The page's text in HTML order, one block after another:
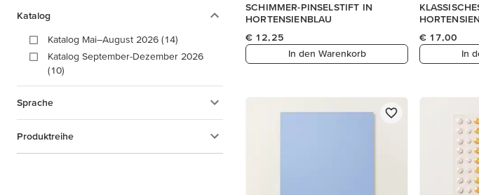
Katalog
Katalog Mai–August 2026 (14)
Katalog September-Dezember 2026
(10)
Sprache
Produktreihe
SCHIMMER-PINSELSTIFT IN
HORTENSIENBLAU
€ 12,25
In den Warenkorb
€ 17,00
In